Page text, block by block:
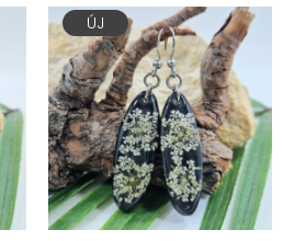
ÚJ